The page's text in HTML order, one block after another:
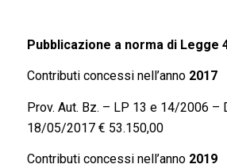
Pubblicazione a norma di Legge
Contributi concessi nell’anno 2017
Prov. Aut. Bz. – LP 13 e 14/2006 –
18/05/2017 € 53.150,00
Contributi concessi nell’anno 2019